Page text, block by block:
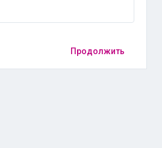
Продолжить